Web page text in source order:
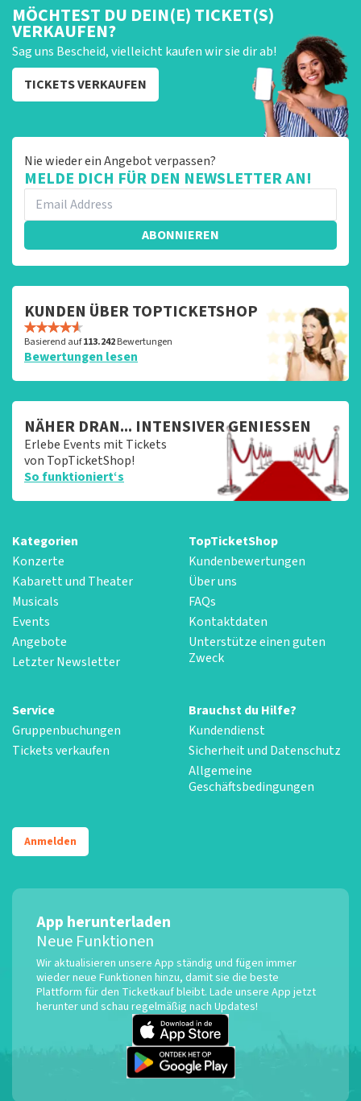
MÖCHTEST DU DEIN(E) TICKET(S)
VERKAUFEN?
Sag uns Bescheid, vielleicht kaufen wir sie dir ab!
TICKETS VERKAUFEN
Nie wieder ein Angebot verpassen?
MELDE DICH FÜR DEN NEWSLETTER AN!
ABONNIEREN
KUNDEN ÜBER TOPTICKETSHOP
Basierend auf113.242Bewertungen
Bewertungen lesen
NÄHER DRAN... INTENSIVER GENIESSEN
Erlebe Events mit Tickets
von TopTicketShop!
So funktioniert‘s
Kategorien
Konzerte
Kabarett und Theater
Musicals
Events
Angebote
Letzter Newsletter
TopTicketShop
Kundenbewertungen
Über uns
FAQs
Kontaktdaten
Unterstütze einen guten
Zweck
Service
Gruppenbuchungen
Tickets verkaufen
Brauchst du Hilfe?
Kundendienst
Sicherheit und Datenschutz
Allgemeine
Geschäftsbedingungen
Anmelden
App herunterladen
Neue Funktionen
Wir aktualisieren unsere App ständig und fügen immer
wieder neue Funktionen hinzu, damit sie die beste
Plattform für den Ticketkauf bleibt. Lade unsere App jetzt
herunter und schau regelmäßig nach Updates!